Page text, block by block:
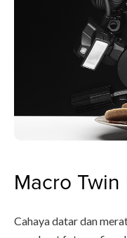
Macro Twin
Cahaya datar dan